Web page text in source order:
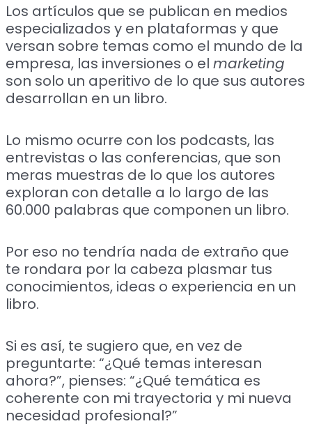
Los artículos que se publican en medios
especializados y en plataformas y que
versan sobre temas como el mundo de la
empresa, las inversiones o elmarketing
son solo un aperitivo de lo que sus autores
desarrollan en un libro.
Lo mismo ocurre con los podcasts, las
entrevistas o las conferencias, que son
meras muestras de lo que los autores
exploran con detalle a lo largo de las
60.000 palabras que componen un libro.
Por eso no tendría nada de extraño que
te rondara por la cabeza plasmar tus
conocimientos, ideas o experiencia en un
libro.
Si es así, te sugiero que, en vez de
preguntarte: “¿Qué temas interesan
ahora?”, pienses: “¿Qué temática es
coherente con mi trayectoria y mi nueva
necesidad profesional?”